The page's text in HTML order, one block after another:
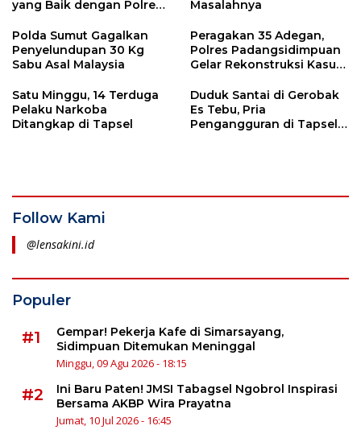
yang Baik dengan Polres
Masalahnya
Polda Sumut Gagalkan
Penyelundupan 30 Kg
Sabu Asal Malaysia
Peragakan 35 Adegan,
Polres Padangsidimpuan
Gelar Rekonstruksi Kasus
Satu Minggu, 14 Terduga
Pelaku Narkoba
Ditangkap di Tapsel
Duduk Santai di Gerobak
Es Tebu, Pria
Pengangguran di Tapsel
Follow Kami
@lensakini.id
Populer
#1
Gempar! Pekerja Kafe di Simarsayang,
Sidimpuan Ditemukan Meninggal
Minggu, 09 Agu 2026 - 18:15
#2
Ini Baru Paten! JMSI Tabagsel Ngobrol Inspirasi
Bersama AKBP Wira Prayatna
Jumat, 10 Jul 2026 - 16:45